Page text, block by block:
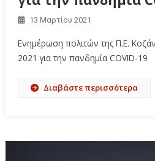
13 Μαρτίου 2021
Ενημέρωση πολιτών της Π.Ε.
2021 για την πανδημία COVID-19
Διαβάστε περισσότερα